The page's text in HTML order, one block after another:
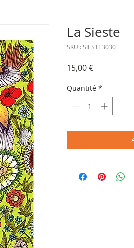
La Sieste
SKU : SIESTE3030
15,00 €Prix
Quantité *